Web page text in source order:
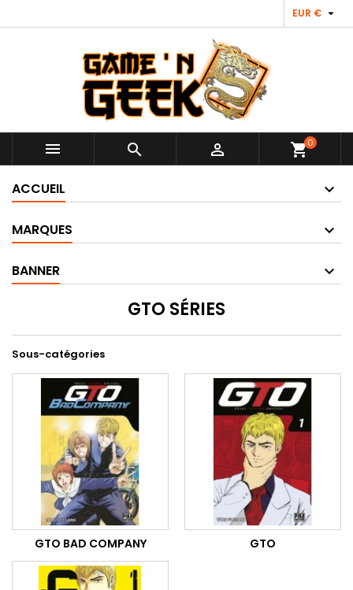
EUR € 
   shopping_cart0
ACCUEIL
MARQUES
BANNER
GTO SÉRIES
Sous-catégories
GTO BAD COMPANY GTO